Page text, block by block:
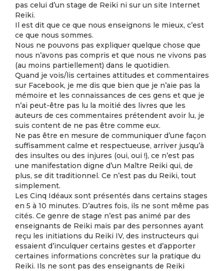
pas celui d’un stage de Reiki ni sur un site Internet
Reiki.
Il est dit que ce que nous enseignons le mieux, c’est
ce que nous sommes.
Nous ne pouvons pas expliquer quelque chose que
nous n’avons pas compris et que nous ne vivons pas
(au moins partiellement) dans le quotidien.
Quand je vois/lis certaines attitudes et commentaires
sur Facebook, je me dis que bien que je n’aie pas la
mémoire et les connaissances de ces gens et que je
n’ai peut-être pas lu la moitié des livres que les
auteurs de ces commentaires prétendent avoir lu, je
suis content de ne pas être comme eux.
Ne pas être en mesure de communiquer d’une façon
suffisamment calme et respectueuse, arriver jusqu’à
des insultes ou des injures (oui, oui !), ce n’est pas
une manifestation digne d’un Maître Reiki qui, de
plus, se dit traditionnel. Ce n’est pas du Reiki, tout
simplement.
Les Cinq Idéaux sont présentés dans certains stages
en 5 à 10 minutes. D’autres fois, ils ne sont même pas
cités. Ce genre de stage n’est pas animé par des
enseignants de Reiki mais par des personnes ayant
reçu les initiations du Reiki IV, des instructeurs qui
essaient d’inculquer certains gestes et d’apporter
certaines informations concrètes sur la pratique du
Reiki. Ils ne sont pas des enseignants de Reiki